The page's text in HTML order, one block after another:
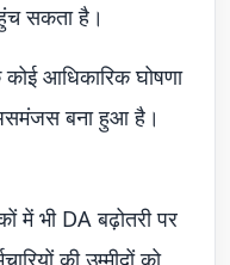
सकता है।
आधिकारिक घोषणा
असमंजस बना हुआ है।
में भी DA बढ़ोतरी पर
की उम्मीदों को